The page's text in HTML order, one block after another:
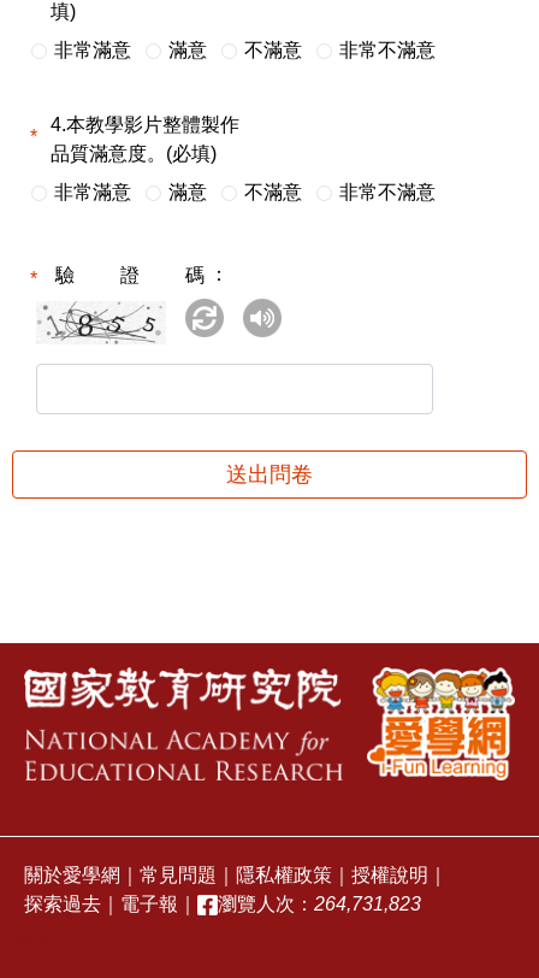
填)
非常滿意
滿意 不滿意 非常不滿意
4.本教學影片整體製作
品質滿意度。(必填)
非常滿意
滿意 不滿意 非常不滿意
驗證碼
送出問卷
關於愛學網 常見問題 隱私權政策 授權說明
探索過去
電子報 瀏覽人次： 264,731,823